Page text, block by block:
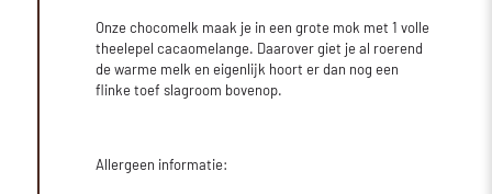
Onze chocomelk maak je in een grote mok met 1 volle
theelepel cacaomelange. Daarover giet je al roerend
de warme melk en eigenlijk hoort er dan nog een
flinke toef slagroom bovenop.
Allergeen informatie: